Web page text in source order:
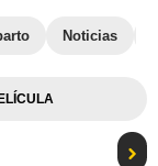
Noticias